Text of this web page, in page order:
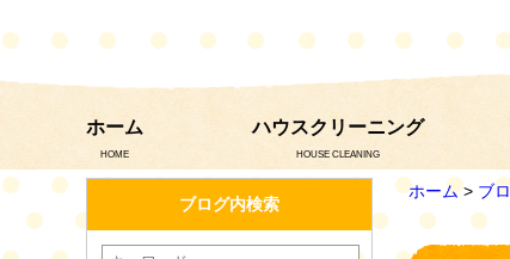
ホーム
HOME
ハウスクリーニング
HOUSE CLEANING
ホーム> ブ
ブログ内検索